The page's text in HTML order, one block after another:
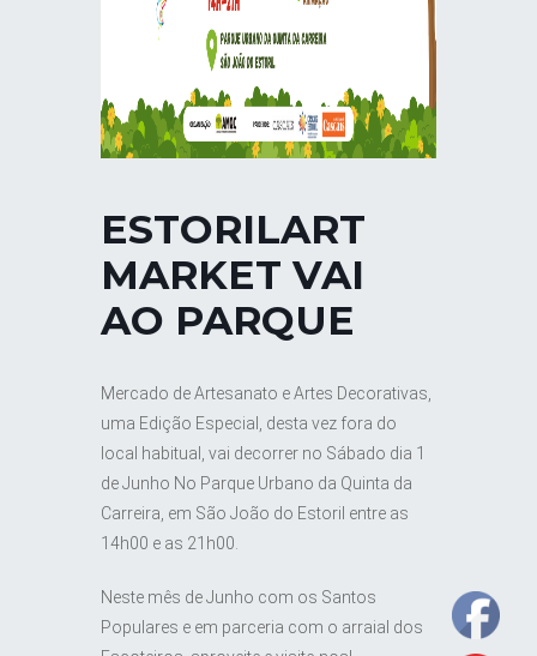
ESTORILART
MARKET VAI
AO PARQUE
Mercado de Artesanato e Artes Decorativas,
uma Edição Especial, desta vez fora do
local habitual, vai decorrer no Sábado dia 1
de Junho No Parque Urbano da Quinta da
Carreira, em São João do Estoril entre as
14h00 e as 21h00.
Neste mês de Junho com os Santos
Populares e em parceria com o arraial dos